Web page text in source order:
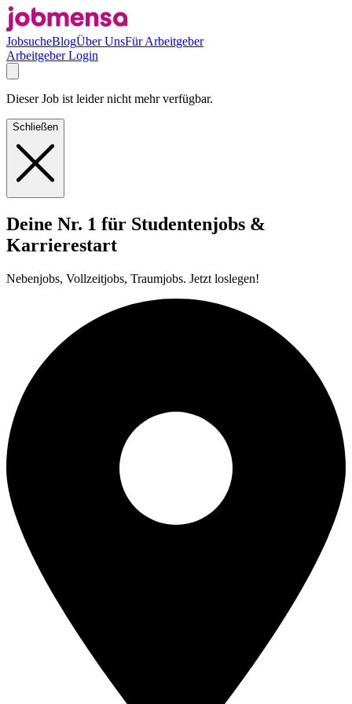
JobsucheBlogÜber UnsFür Arbeitgeber
Arbeitgeber Login
Dieser Job ist leider nicht mehr verfügbar.
Schließen
Deine Nr. 1 für Studentenjobs &
Karrierestart
Nebenjobs, Vollzeitjobs, Traumjobs. Jetzt loslegen!